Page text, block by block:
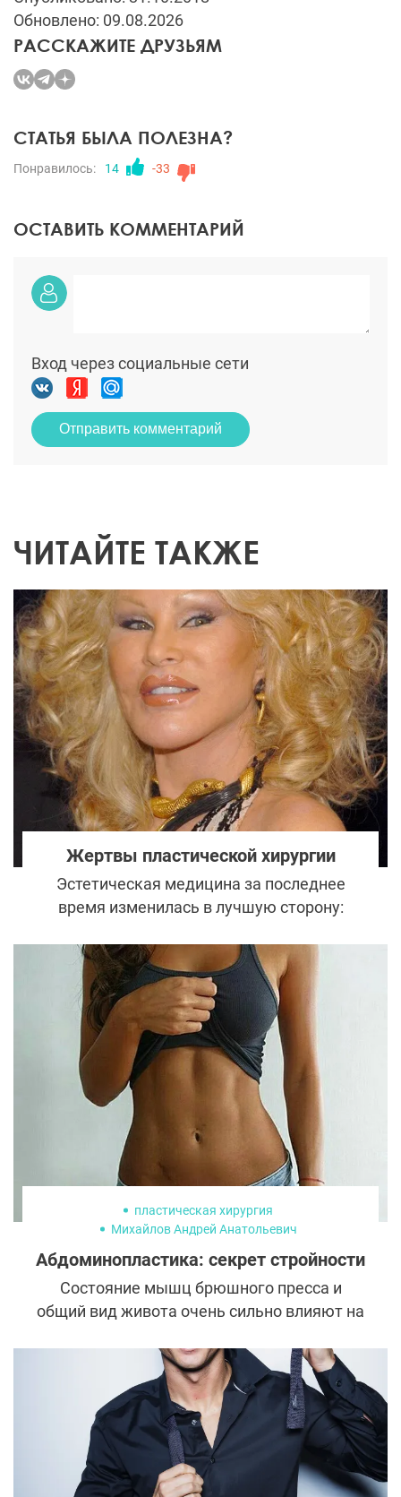
Обновлено: 09.08.2026
РАССКАЖИТЕ ДРУЗЬЯМ
СТАТЬЯ БЫЛА ПОЛЕЗНА?
Понравилось: 14 -33
ОСТАВИТЬ КОММЕНТАРИЙ
Вход через социальные сети
Отправить комментарий
ЧИТАЙТЕ ТАКЖЕ
Жертвы пластической хирургии
Эстетическая медицина за последнее
время изменилась в лучшую сторону:
врачей точнее, а предлагаемые методы
изменить внешность безопаснее. Тем не
менее не уменьшается и число тех, кто с
помощью хирургии намеренно уродует
свое тело и лицо.
пластическая хирургия
Михайлов Андрей Анатольевич
Абдоминопластика: секрет стройности
Состояние мышц брюшного пресса и
общий вид живота очень сильно влияют на
именно в этой области чаще всего
локализуются жировые отложения и рано
начинает провисать кожа. Ограничения в
питании и физические упражнения далеко
не всегда помогают исправить ситуацию,
но отчаиваться не стоит.